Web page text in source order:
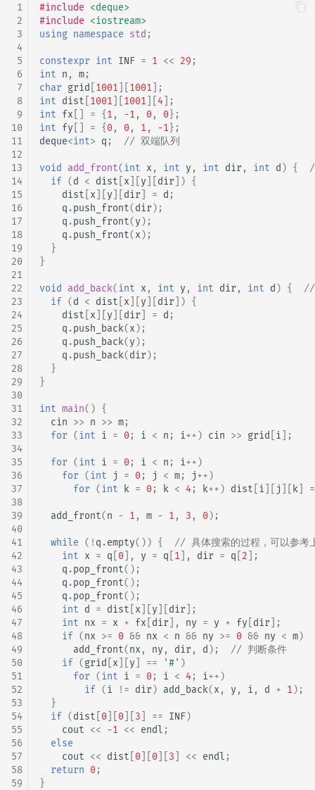
1
2
3
4
5
6
7
8
9
10
11
12
13
14
15
16
17
18
19
20
21
22
23
24
25
26
27
28
29
30
31
32
33
34
35
36
37
38
39
40
41
42
43
44
45
46
47
48
49
50
51
52
53
54
55
56
57
58
59
#include <deque>
#include <iostream>
using namespace std ;
constexpr int INF = 1 << 29 ;
int n , m;
char grid 1001 1001 ];
int dist 1001 1001 4 ];
int fx = { 1 , -1 , 0, 0};
int fy = { 0, 0, 1 , -1 };
deque<int> q ; // 双端队列
void add_front(int x, int y, int dir, int d ) {
if (d < dist x y dir ]) {
dist x y dir = d ;
q .push_front(dir);
q .push_front(y);
q .push_front(x);
}
}
void add_back(int x, int y, int dir, int d ) {
//
if (d < dist x y dir ]) {
dist x y dir = d ;
q .push_back(x);
q .push_back(y);
q .push_back(dir);
}
}
int main() {
cin >> n >> m;
for (int i = 0; i < n ; i++) cin >> grid i ];
for (int i = 0; i < n ; i++)
for (int j = 0; j < m; j++)
for (int k = 0; k < 4; k++) dist i j k =
add_front(n - 1 , m - 1 , 3 , 0);
while ( ! q .empty()) {
// 具体搜索的过程，可以参考
int x = q 0 ], y = q 1 ], dir = q 2 ];
q .pop_front();
q .pop_front();
q .pop_front();
int d = dist x y dir ];
int nx = x + fx dir ], ny = y + fy dir ];
if (nx >= 0 && nx < n && ny >= 0 && ny < m)
add_front(nx, ny, dir, d );
// 判断条件
if (grid x y == '#' )
for (int i = 0; i < 4; i++)
if (i != dir) add_back(x, y, i , d + 1);
}
if (dist 0 0 3 == INF)
cout << -1 << endl ;
else
cout << dist 0 0 3 << endl ;
return 0;
}